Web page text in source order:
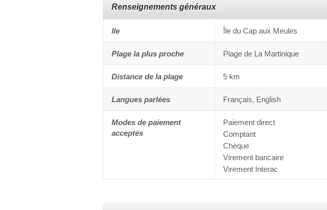
Renseignements généraux
Ile Île du Cap aux Meules
Plage la plus proche Plage de La Martinique
Distance de la plage 5 km
Langues parlées Français, English
Modes de paiement
acceptés
Paiement direct
Comptant
Chèque
Virement bancaire
Virement Interac